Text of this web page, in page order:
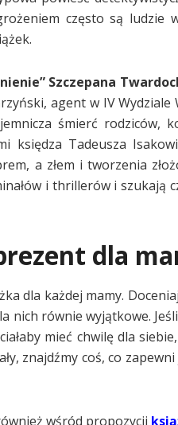
często są ludzie
Szczepana
agent w IV
śmierć rodziców,
księdza Tadeusza
a złem i tworzenia
i thrillerów i szukają
dla
dla każdej mamy.
nich równie wyjątkowe.
mieć chwilę dla
znajdźmy coś, co
wśród propozycji